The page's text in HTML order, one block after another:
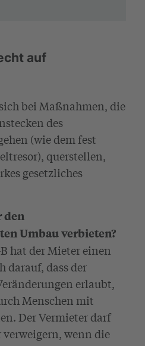
auf
bei Maßnahmen, die
des
(wie dem fest
querstellen,
gesetzliches
den
Umbau verbieten?
hat der Mieter einen
darauf, dass der
erlaubt,
Menschen mit
Der Vermieter darf
wenn die